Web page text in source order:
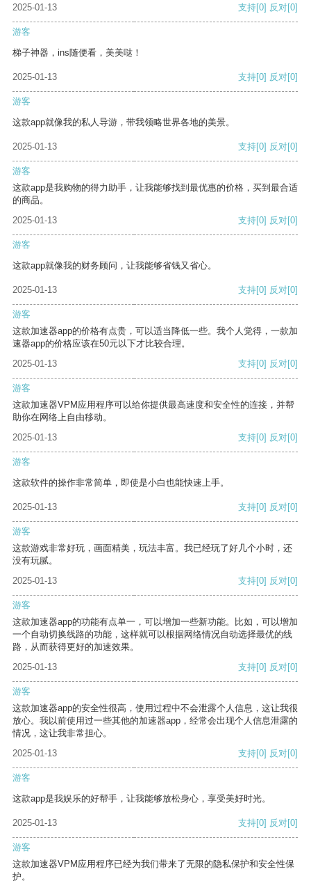
2025-01-13 支持[0] 反对[0]
游客
梯子神器，ins随便看，美美哒！
2025-01-13 支持[0] 反对[0]
游客
这款app就像我的私人导游，带我领略世界各地的美景。
2025-01-13 支持[0] 反对[0]
游客
这款app是我购物的得力助手，让我能够找到最优惠的价格，买到最合适
的商品。
2025-01-13
支持[0] 反对[0]
游客
这款app就像我的财务顾问，让我能够省钱又省心。
2025-01-13 支持[0] 反对[0]
游客
这款加速器app的价格有点贵，可以适当降低一些。我个人觉得，一款加
速器app的价格应该在50元以下才比较合理。
2025-01-13
支持[0] 反对[0]
游客
这款加速器VPM应用程序可以给你提供最高速度和安全性的连接，并帮
助你在网络上自由移动。
2025-01-13
支持[0] 反对[0]
游客
这款软件的操作非常简单，即使是小白也能快速上手。
2025-01-13 支持[0] 反对[0]
游客
这款游戏非常好玩，画面精美，玩法丰富。我已经玩了好几个小时，还
没有玩腻。
2025-01-13
支持[0] 反对[0]
游客
这款加速器app的功能有点单一，可以增加一些新功能。比如，可以增加
一个自动切换线路的功能，这样就可以根据网络情况自动选择最优的线
路，从而获得更好的加速效果。
2025-01-13
支持[0] 反对[0]
游客
这款加速器app的安全性很高，使用过程中不会泄露个人信息，这让我很
放心。我以前使用过一些其他的加速器app，经常会出现个人信息泄露的
情况，这让我非常担心。
2025-01-13
支持[0] 反对[0]
游客
这款app是我娱乐的好帮手，让我能够放松身心，享受美好时光。
2025-01-13 支持[0] 反对[0]
游客
这款加速器VPM应用程序已经为我们带来了无限的隐私保护和安全性保
护。